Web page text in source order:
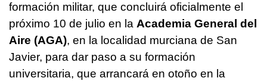
formación militar, que concluirá oficialmente el
próximo 10 de julio en la Academia General del
Aire (AGA), en la localidad murciana de San
Javier, para dar paso a su formación
universitaria, que arrancará en otoño en la